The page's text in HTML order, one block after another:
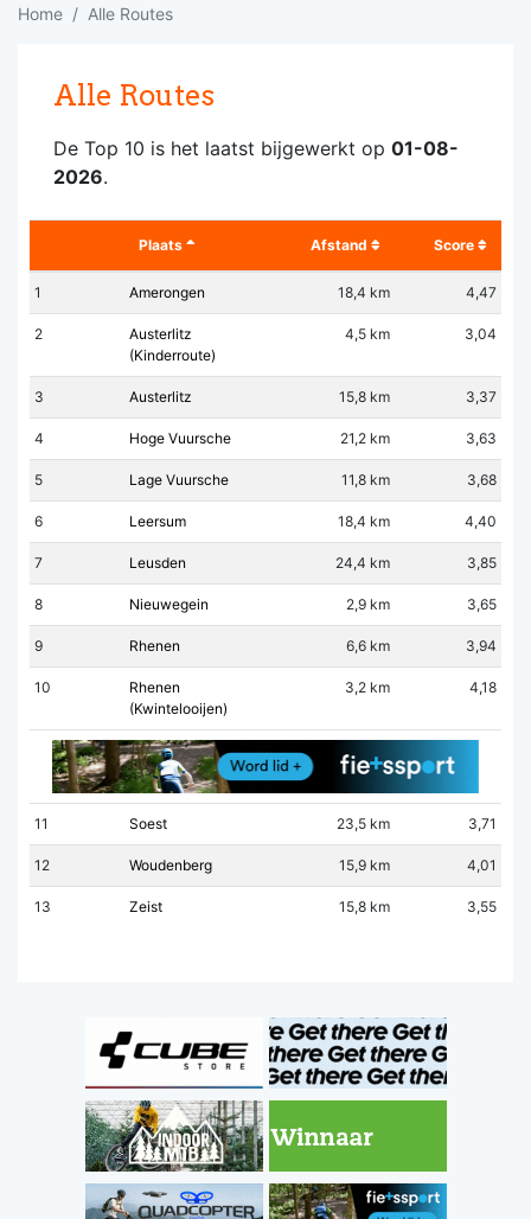
Home Alle Routes
Alle Routes
De Top 10 is het laatst bijgewerkt op 01-08-
2026.
Plaats Afstand Score
1 Amerongen 18,4 km 4,47
2
Austerlitz
(Kinderroute)
4,5 km 3,04
3 Austerlitz 15,8 km 3,37
4 Hoge Vuursche 21,2 km 3,63
5 Lage Vuursche 11,8 km 3,68
6 Leersum 18,4 km 4,40
7 Leusden 24,4 km 3,85
8 Nieuwegein 2,9 km 3,65
9 Rhenen 6,6 km 3,94
10
Rhenen
(Kwintelooijen)
3,2 km 4,18
11 Soest 23,5 km 3,71
12 Woudenberg 15,9 km 4,01
13 Zeist 15,8 km 3,55